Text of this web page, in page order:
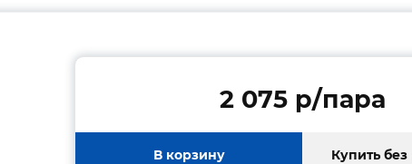
2 075 p/пара
В корзину Купить